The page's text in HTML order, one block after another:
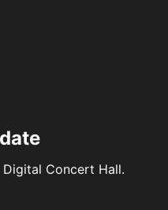
Concert Hall.